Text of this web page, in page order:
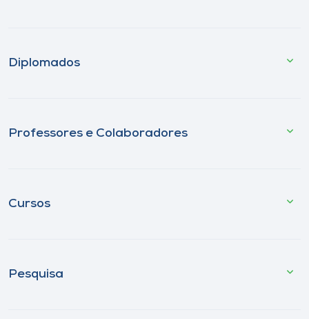
Diplomados
Professores e Colaboradores
Cursos
Pesquisa